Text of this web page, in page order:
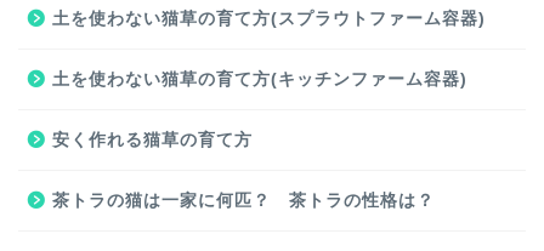
土を使わない猫草の育て方(スプラウトファーム容器)
土を使わない猫草の育て方(キッチンファーム容器)
安く作れる猫草の育て方
茶トラの猫は一家に何匹？ 茶トラの性格は？